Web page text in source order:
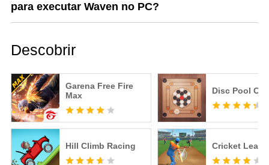
para executar Waven no PC?
Descobrir
Garena Free Fire
Max
Disc Pool
Hill Climb Racing Cricket